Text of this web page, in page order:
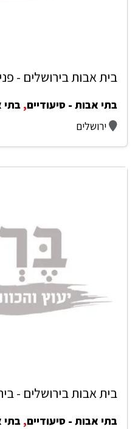
בית אבות בירושלים -
בתי אבות - סיעודיים, בתי
ירושלים
בית אבות בירושלים -
בתי אבות - סיעודיים, בתי